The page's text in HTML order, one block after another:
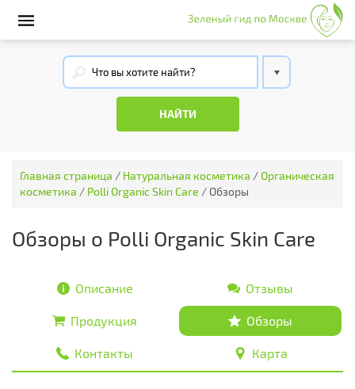
Главная страница / Натуральная косметика /Органическая
косметика / Polli Organic Skin Care / Обзоры
Обзоры о Polli Organic Skin Care
Описание Отзывы
Продукция Обзоры
Контакты Карта